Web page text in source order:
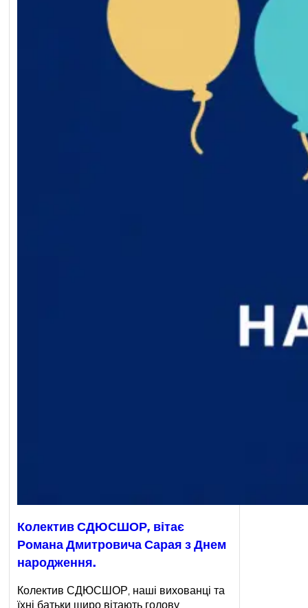
Колектив СДЮСШОР, вітає
Романа Дмитровича Сарая з Днем
народження.
Колектив СДЮСШОР, наші вихованці та
їхні батьки щиро вітають голову